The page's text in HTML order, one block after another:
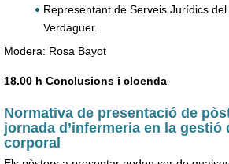
Representant de Serveis Jurídics
Verdaguer.
Modera: Rosa Bayot
18.00 h Conclusions i cloenda
Normativa de presentació de
jornada d’infermeria en la gestió
corporal